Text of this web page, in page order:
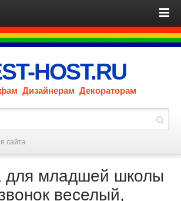
HOST.RU
Дизайнерам Декораторам
сайта
для младшей школы
веселый,